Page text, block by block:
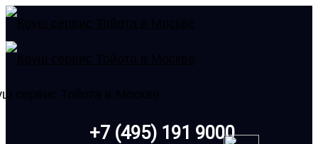
+7 (495) 191 9000